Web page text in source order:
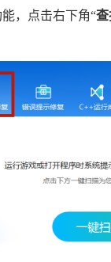
能，点击右下角“